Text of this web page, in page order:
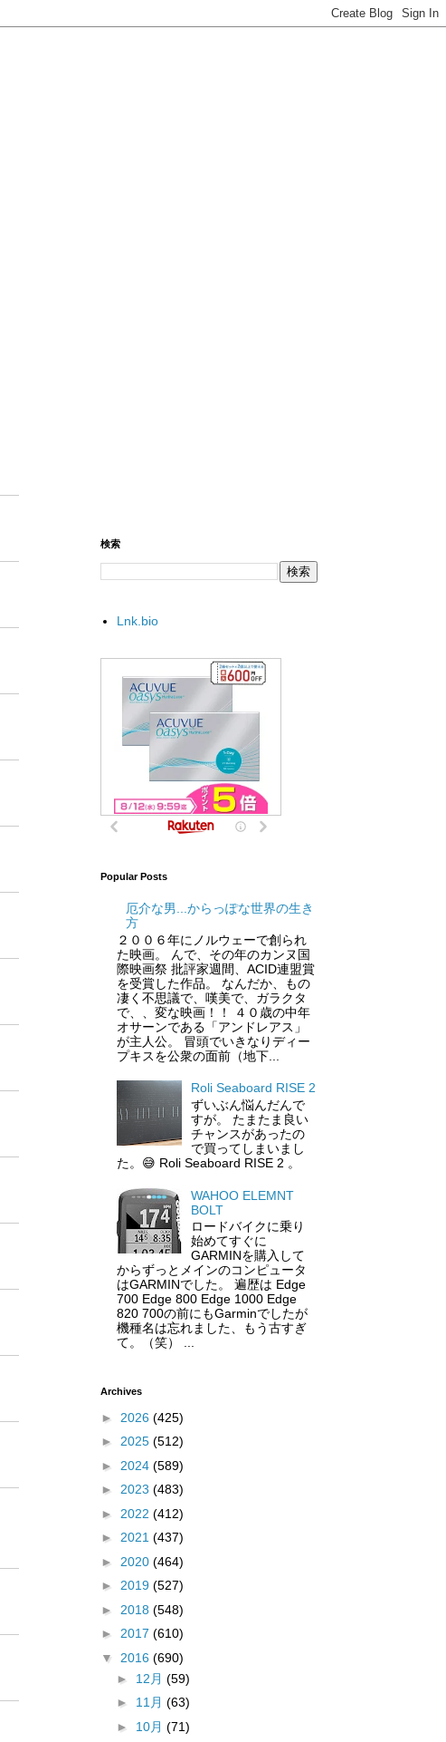
検索
Lnk.bio
Popular Posts
厄介な男...からっぽな世界の生き
方
２００６年にノルウェーで創られ
た映画。 んで、その年のカンヌ国
際映画祭 批評家週間、ACID連盟賞
を受賞した作品。 なんだか、もの
凄く不思議で、嘆美で、ガラクタ
で、、変な映画！！ ４０歳の中年
オサーンである「アンドレアス」
が主人公。 冒頭でいきなりディー
プキスを公衆の面前（地下...
Roli Seaboard RISE 2
ずいぶん悩んだんで
すが。 たまたま良い
チャンスがあったの
で買ってしまいまし
た。😅 Roli Seaboard RISE 2 。
WAHOO ELEMNT
BOLT
ロードバイクに乗り
始めてすぐに
GARMINを購入して
からずっとメインのコンピュータ
はGARMINでした。 遍歴は Edge
700 Edge 800 Edge 1000 Edge
820 700の前にもGarminでしたが
機種名は忘れました、もう古すぎ
て。（笑） ...
Archives
► 2026 (425)
► 2025 (512)
► 2024 (589)
► 2023 (483)
► 2022 (412)
► 2021 (437)
► 2020 (464)
► 2019 (527)
► 2018 (548)
► 2017 (610)
▼ 2016 (690)
► 12月 (59)
► 11月 (63)
► 10月 (71)